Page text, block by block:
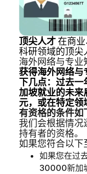
顶尖人才在商
科研领域的顶尖
海外网络与专业
获得海外网络与
下几点：过去一
加坡就业的未
元，或在特定领
有资格的条件如
我们会根据情况
持有者的资格。
如果您符合以下
如果您在过
30000新加